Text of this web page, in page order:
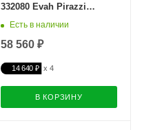
332080 Evah Pirazzi
Soloist Cello
Есть в наличии
58 560 ₽
14 640 ₽
В КОРЗИНУ